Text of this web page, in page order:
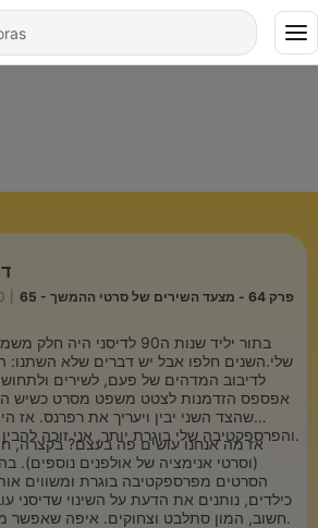
65 - פרק 64 - מצעד השירים של סרטי ההמשך
בתור יליד שנות ה90 לדיסני
שלי.השנים חלפו אבל יש דברים שלא השתנו:
לדיבוב המדהים של פעם, לשירים
אפספס הזדמנות לצטט משפט מסרט כשיש
והפרספקטיבה שלי בוגרת יותר, אני זוכה להבין דברים שלא הבנתי כילד.
אז מה אנחנו עושים פה בעצם? בקצרה,
(וסרטי אנימציה של אולפנים נוספים).
הסרטים מפרספקטיבה בוגרת ומשווים
כילדים, נותנים את הדעת על השינוי שדיסני
חשוב, המון סתלבט וצחוקים. איפה שאפשר מתי שאפשר וכמה שיותר.